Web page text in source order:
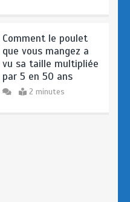
Comment le poulet
que vous mangez a
vu sa taille multipliée
par 5 en 50 ans
2 minutes